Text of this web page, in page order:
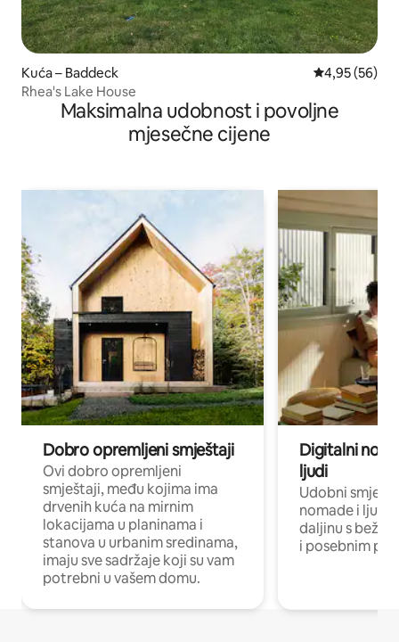
Kuća – Baddeck Prosječna
4,95 (56)
Rhea's Lake House
Maksimalna udobnost i povoljne
mjesečne cijene
Dobro opremljeni smještaji
Ovi dobro opremljeni
smještaji, među kojima ima
drvenih kuća na mirnim
lokacijama u planinama i
stanova u urbanim sredinama,
imaju sve sadržaje koji su vam
potrebni u vašem domu.
Digitalni
ljudi
Udobni
nomade i ljude
daljinu s
i posebnim